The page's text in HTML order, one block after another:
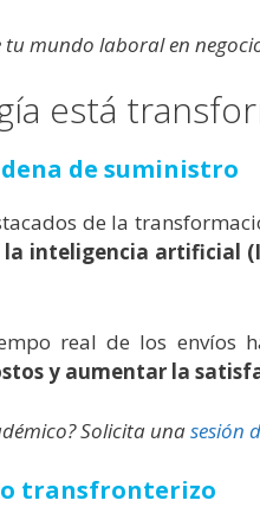
tu mundo laboral en
está
de suministro
de la
la inteligencia artificial
real de los envíos
y aumentar la
Solicita unasesión
transfronterizo